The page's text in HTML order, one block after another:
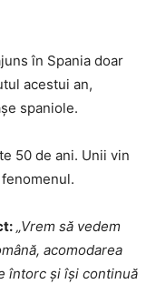
în Spania doar
acestui an,
spaniole.
50 de ani. Unii vin
„Vrem să vedem
acomodarea
întorc și își continuă